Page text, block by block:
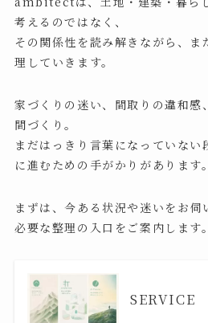
考えるのではなく、
その関係性を読み解きながら、
理していきます。
家づくりの迷い、間取りの違和感
間づくり。
まだはっきり言葉になっていな
に進むための手がかりがあります。
まずは、今ある状況や迷いをお伺
必要な整理の入口をご案内します。
SERVICE